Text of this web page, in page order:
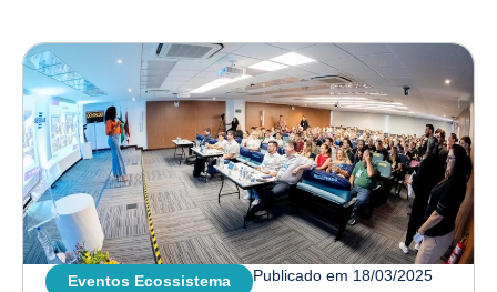
Eventos Ecossistema Publicado em 18/03/2025